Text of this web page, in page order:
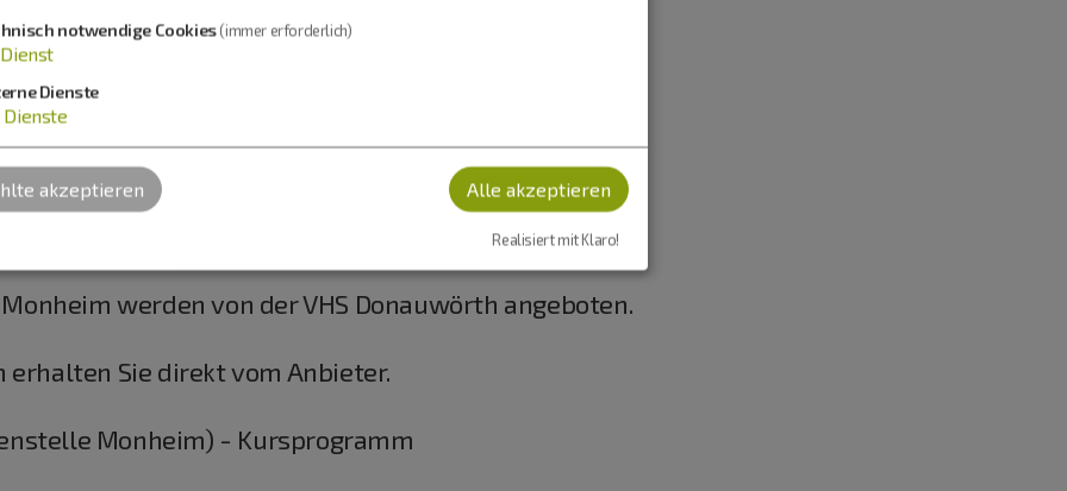
Monheim:
werden von der VHS Donauwörth angeboten.
Sie direkt vom Anbieter.
Monheim) - Kursprogramm
notwendige Cookies(immer erforderlich)
Dienst
Dienste
Dienste
akzeptieren Alle akzeptieren
Realisiert mit Klaro!